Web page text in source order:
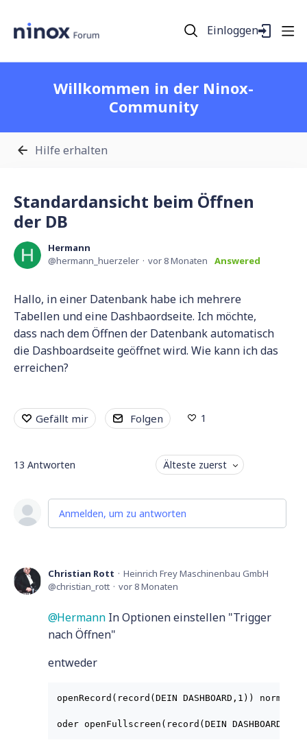
Einloggen
Willkommen in der Ninox-
Community
Hilfe erhalten
Standardansicht beim Öffnen
der DB
Hermann
hermann_huerzeler
vor 8 Monaten Answered
Hallo, in einer Datenbank habe ich mehrere
Tabellen und eine Dashbaordseite. Ich möchte,
dass nach dem Öffnen der Datenbank automatisch
die Dashboardseite geöffnet wird. Wie kann ich das
erreichen?
Gefällt mir Folgen 1
13 Antworten Älteste zuerst
Anmelden, um zu antworten
Christian Rott
Heinrich Frey Maschinenbau GmbH
christian_rott
vor 8 Monaten
Hermann In Optionen einstellen "Trigger
nach Öffnen"
entweder
openRecord(record(DEIN DASHBOARD,1)) normal